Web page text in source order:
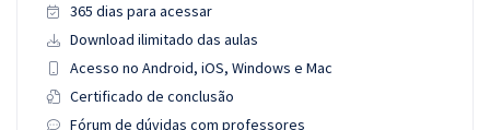
365 dias para acessar
Download ilimitado das aulas
Acesso no Android, iOS, Windows e Mac
Certificado de conclusão
Fórum de dúvidas com professores